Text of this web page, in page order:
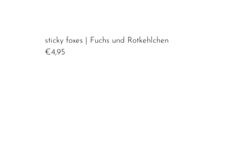
sticky foxes | Fuchs und Rotkehlchen
€4,95